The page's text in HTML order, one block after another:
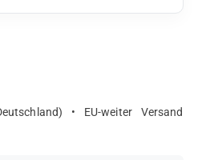
• EU-weiter Versand